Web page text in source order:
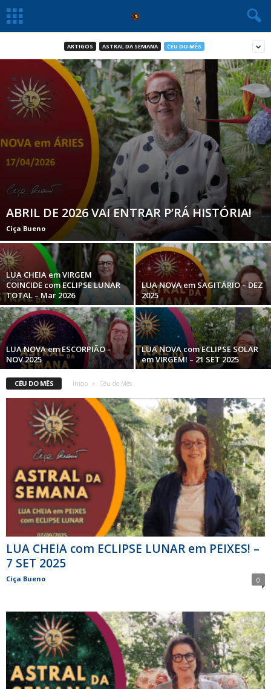
ARTIGOS ASTRAL DA SEMANA CÉU DO MÊS
ABRIL DE 2026 VAI ENTRAR P’RÁ HISTÓRIA!
Ciça Bueno
LUA CHEIA em VIRGEM
COINCIDE com ECLIPSE LUNAR
TOTAL – Mar 2026
LUA NOVA em SAGITÁRIO – DEZ
2025
LUA NOVA em ESCORPIÃO –
NOV 2025
LUA NOVA com ECLIPSE SOLAR
em VIRGEM! – 21 SET 2025
CÉU DO MÊS Início Céu do Mês
LUA CHEIA com ECLIPSE LUNAR em PEIXES! –
7 SET 2025
Ciça Bueno 0